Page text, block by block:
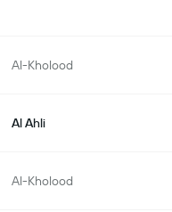
Al-Kholood
Al Ahli
Al-Kholood